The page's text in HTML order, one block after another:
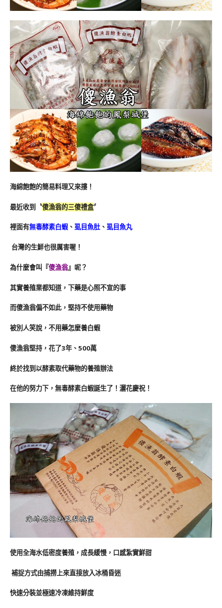
海綿飽飽的簡易料理又來摟！
最近收到〝傻漁翁的三傻禮盒〞
裡面有無毒酵素白蝦 、 虱目魚肚 、 虱目魚丸
台灣的生鮮也很厲害喔！
為什麼會叫『傻漁翁』呢？
其實養殖業都知道，下藥是心照不宣的事
而傻漁翁偏不如此，堅持不使用藥物
被別人笑說，不用藥怎麼養白蝦
傻漁翁堅持，花了3年、500萬
終於找到以酵素取代藥物的養殖辦法
在他的努力下，無毒酵素白蝦誕生了！灑花慶祝！
使用全海水低密度養殖，成長緩慢，口感紮實鮮甜
補捉方式由捕撈上來直接放入冰桶昏迷
快速分裝並極速冷凍維持鮮度